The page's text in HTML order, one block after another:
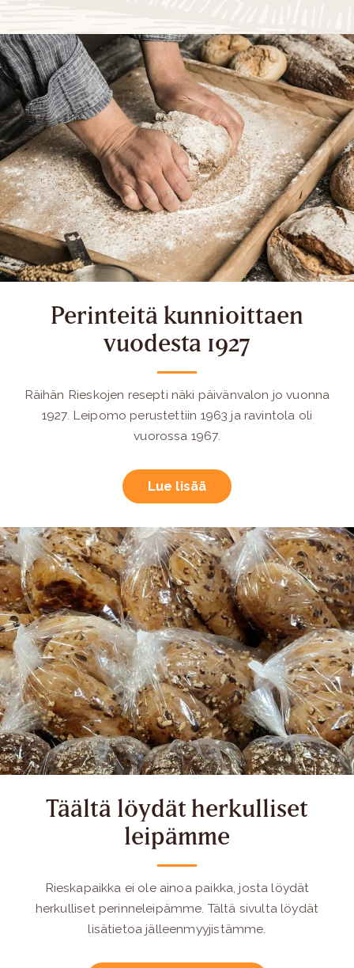
Perinteitä kunnioittaen
vuodesta 1927
Räihän Rieskojen resepti näki päivänvalon jo vuonna
1927. Leipomo perustettiin 1963 ja ravintola oli
vuorossa 1967.
Lue lisää
Täältä löydät herkulliset
leipämme
Rieskapaikka ei ole ainoa paikka, josta löydät
herkulliset perinneleipämme. Tältä sivulta löydät
lisätietoa jälleenmyyjistämme.